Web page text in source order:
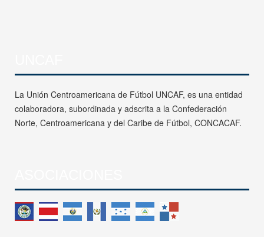
La Unión Centroamericana de Fútbol UNCAF, es una entidad
colaboradora, subordinada y adscrita a la Confederación
Norte, Centroamericana y del Caribe de Fútbol, CONCACAF.